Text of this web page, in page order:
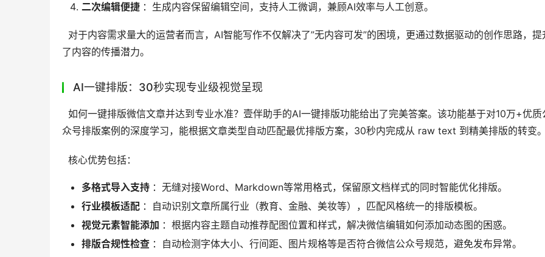
二次编辑便捷 ：生成内容保留编辑空间，支持人工微调，兼顾AI效率与人工创意。
了内容的传播潜力。
AI一键排版：30秒实现专业级视觉呈现
众号排版案例的深度学习，能根据文章类型自动匹配最优排版方案，30秒内完成从 raw text 到精美排版的转变
  核心优势包括：
多格式导入支持 ：无缝对接Word、Markdown等常用格式，保留原文档样式的同时智能优化排版。
行业模板适配 ：自动识别文章所属行业（教育、金融、美妆等），匹配风格统一的排版模板。
视觉元素智能添加 ：根据内容主题自动推荐配图位置和样式，解决微信编辑如何添加动态图的困惑。
排版合规性检查 ：自动检测字体大小、行间距、图片规格等是否符合微信公众号规范，避免发布异常。